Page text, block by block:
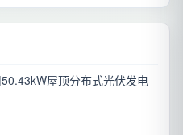
屋顶分布式光伏发电